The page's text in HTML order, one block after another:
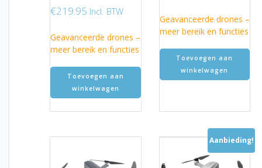
€219.95 Incl. BTW
Geavanceerde drones –
meer bereik en functies
Toevoegen aan
winkelwagen
Geavanceerde drones –
meer bereik en functies
Toevoegen aan
winkelwagen
Aanbieding!